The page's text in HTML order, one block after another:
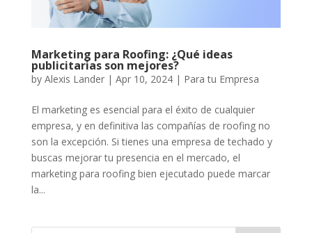
Marketing para Roofing: ¿Qué ideas
publicitarias son mejores?
by Alexis Lander| Apr 10, 2024| Para tu Empresa
El marketing es esencial para el éxito de cualquier
empresa, y en definitiva las compañías de roofing no
son la excepción. Si tienes una empresa de techado y
buscas mejorar tu presencia en el mercado, el
marketing para roofing bien ejecutado puede marcar
la...